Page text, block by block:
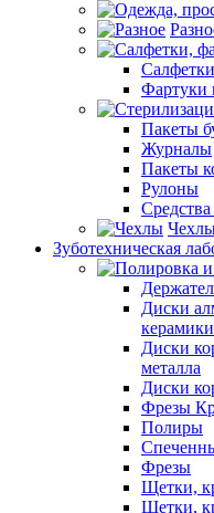
Фартуки
Пакеты
Журналы
Пакеты
Рулоны
Зуботехническая
Диски
керамики
Диски
металла
Диски
Фрезы
Полиры
Фрезы
Щетки,
Щетки,